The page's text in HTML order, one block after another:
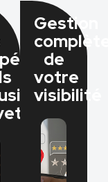
Gestion
de
votre
visibilité​